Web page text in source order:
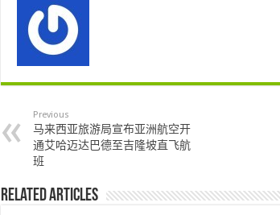
Previous
马来西亚旅游局宣布亚洲航空开
通艾哈迈达巴德至吉隆坡直飞航
班
Related Articles